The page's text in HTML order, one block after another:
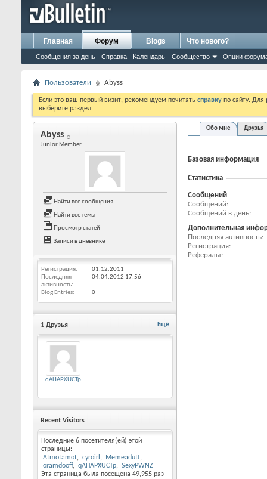
Главная Форум
Сообщения за день Справка Календарь Сообщество Опции
Blogs Что нового?
Пользователи Abyss
Если это ваш первый визит, рекомендуем почитать справку по сайту.
выберите раздел.
Abyss
Junior Member
Найти все сообщения
Найти все темы
Просмотр статей
Записи в дневнике
Регистрация
01.12.2011
Последняя
активность
04.04.2012 17:56
Blog Entries 0
Ещё
1 Друзья
qAHAPXUCTp
Recent Visitors
Последние 6 посетителя(ей) этой
страницы:
Atmotamot
cyroirl
Memeadutt
oramdooff
qAHAPXUCTp
SexyPWNZ
Эта страница была посещена 49,955 раз
Обо мне Друзья
Базовая информация
Статистика
Сообщений
Сообщений
Сообщений в день
Дополнительная
Последняя активность
Регистрация
Рефералы